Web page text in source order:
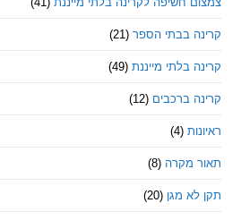
בבתי הספר (21)
מייננת (49)
ברכבים (12)
(8)
מגן (20)